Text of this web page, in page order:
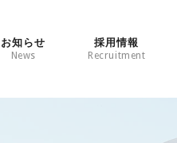
お知らせ
News
採用情報
Recruitment